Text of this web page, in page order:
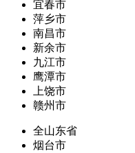
宜春市
萍乡市
南昌市
新余市
九江市
鹰潭市
上饶市
赣州市
全山东省
烟台市